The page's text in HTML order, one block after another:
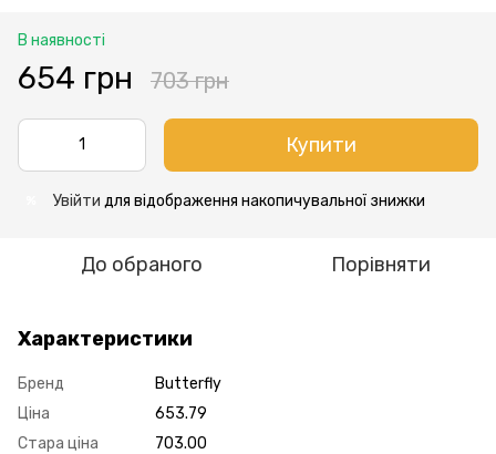
В наявності
654 грн 703 грн
Купити
Увійти для відображення накопичувальної знижки
До обраного Порівняти
Характеристики
Бренд
Butterfly
Ціна
653.79
Стара ціна
703.00